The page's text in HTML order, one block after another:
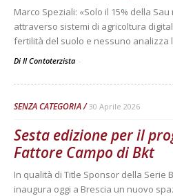
Marco Speziali: «Solo il 15% della
attraverso sistemi di agricoltura
fertilità del suolo e nessuno analizza
Di Il Contoterzista -
SENZA CATEGORIA 30 Aprile 2026
Sesta edizione per il
Fattore Campo di Bkt
In qualità di Title Sponsor della Serie
inaugura oggi a Brescia un nuovo